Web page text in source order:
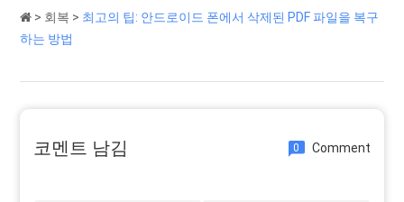
> 회복 > 최고의 팁: 안드로이드 폰에서 삭제된 PDF 파일을 복구
하는 방법
코멘트 남김 0 Comment